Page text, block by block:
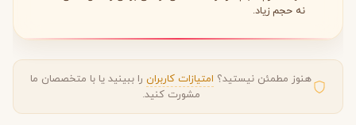
هنوز مطمئن نیستید؟امتیازات کاربرانرا ببینید یا با متخصصان ما
مشورت کنید.